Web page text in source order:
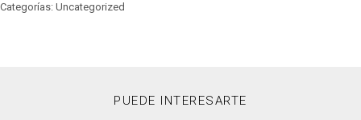
Categorías: Uncategorized
PUEDE INTERESARTE